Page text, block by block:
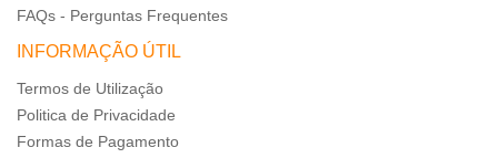
FAQs - Perguntas Frequentes
INFORMAÇÃO ÚTIL
Termos de Utilização
Politica de Privacidade
Formas de Pagamento